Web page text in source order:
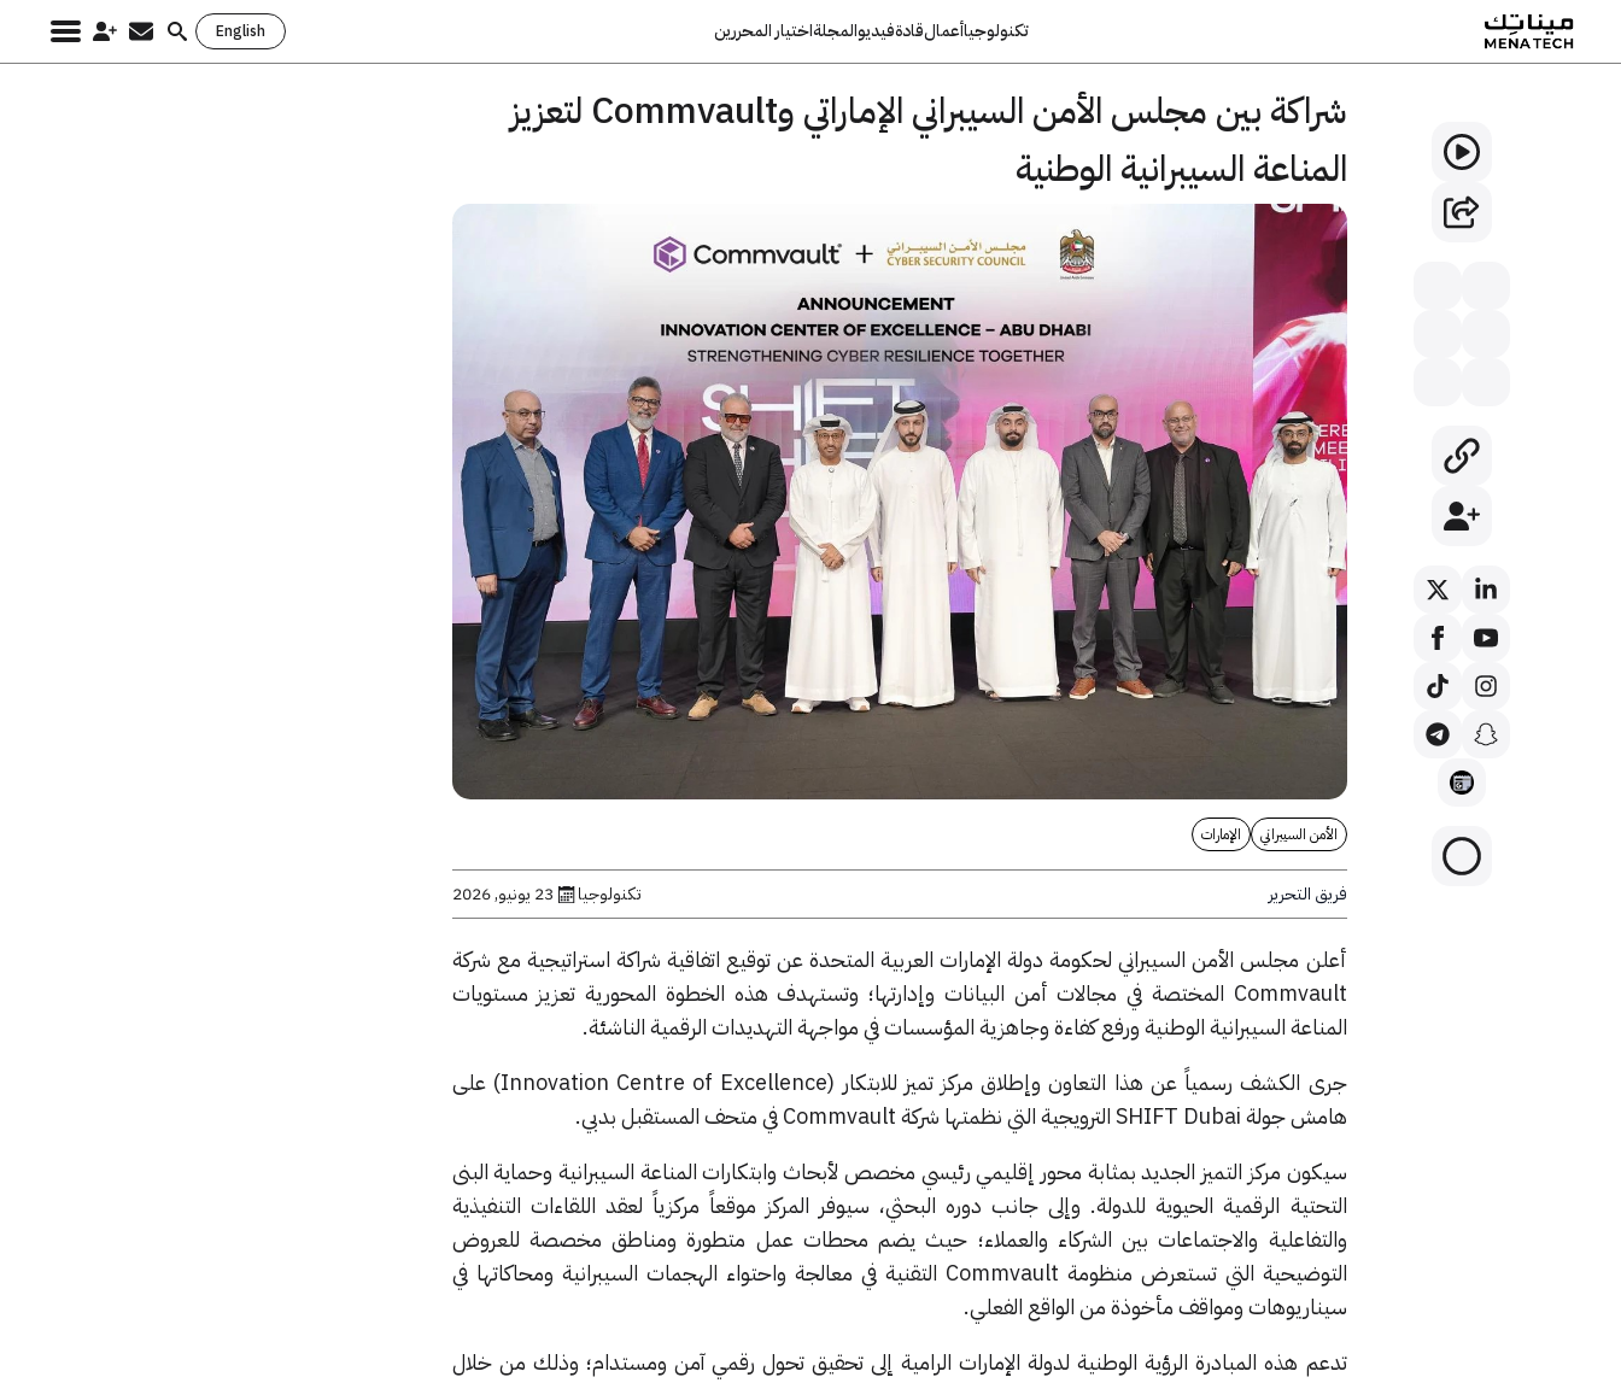
تكنولوجياأعمالقادةفيديوالمجلةاختيار المحررين English
Search
شراكة بين مجلس الأمن السيبراني الإماراتي وCommvault لتعزيز
المناعة السيبرانية الوطنية
الأمن السيبراني الإمارات
فريق التحرير تكنولوجيا 23 يونيو, 2026
أعلن مجلس الأمن السيبراني لحكومة دولة الإمارات العربية المتحدة عن توقيع اتفاقية شراكة استراتيجية مع شركة
Commvault المختصة في مجالات أمن البيانات وإدارتها؛ وتستهدف هذه الخطوة المحورية تعزيز مستويات
المناعة السيبرانية الوطنية ورفع كفاءة وجاهزية المؤسسات في مواجهة التهديدات الرقمية الناشئة.
جرى الكشف رسمياً عن هذا التعاون وإطلاق مركز تميز للابتكار (Innovation Centre of Excellence) على
هامش جولة SHIFT Dubai الترويجية التي نظمتها شركة Commvault في متحف المستقبل بدبي.
سيكون مركز التميز الجديد بمثابة محور إقليمي رئيسي مخصص لأبحاث وابتكارات المناعة السيبرانية وحماية البنى
التحتية الرقمية الحيوية للدولة. وإلى جانب دوره البحثي، سيوفر المركز موقعاً مركزياً لعقد اللقاءات التنفيذية
والتفاعلية والاجتماعات بين الشركاء والعملاء؛ حيث يضم محطات عمل متطورة ومناطق مخصصة للعروض
التوضيحية التي تستعرض منظومة Commvault التقنية في معالجة واحتواء الهجمات السيبرانية ومحاكاتها في
سيناريوهات ومواقف مأخوذة من الواقع الفعلي.
تدعم هذه المبادرة الرؤية الوطنية لدولة الإمارات الرامية إلى تحقيق تحول رقمي آمن ومستدام؛ وذلك من خلال